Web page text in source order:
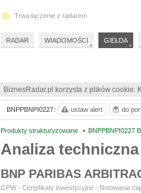
BiznesRadar.pl korzysta z plików
Produkty strukturyzowane • BNPPBNPI0227
Analiza
BNP PARIBAS
GPW - Certyfikaty inwestycyjne - Notowania
BNPPBNPI0227: ustaw alert do
Trwa łączenie z radarem
RADAR WIADOMOŚCI GIEŁDA